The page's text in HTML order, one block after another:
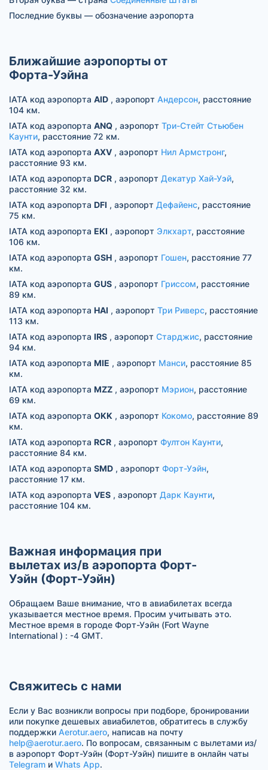
Последние буквы — обозначение аэропорта
Ближайшие аэропорты от
Форта-Уэйна
IATA код аэропорта AID , аэропорт Андерсон, расстояние
104 км.
IATA код аэропорта ANQ , аэропорт Три-Стейт Стьюбен
Каунти, расстояние 72 км.
IATA код аэропорта AXV , аэропорт Нил Армстронг,
расстояние 93 км.
IATA код аэропорта DCR , аэропорт Декатур Хай-Уэй,
расстояние 32 км.
IATA код аэропорта DFI , аэропорт Дефайенс, расстояние
75 км.
IATA код аэропорта EKI , аэропорт Элкхарт, расстояние
106 км.
IATA код аэропорта GSH , аэропорт Гошен, расстояние 77
км.
IATA код аэропорта GUS , аэропорт Гриссом, расстояние
89 км.
IATA код аэропорта HAI , аэропорт Три Риверс, расстояние
113 км.
IATA код аэропорта IRS , аэропорт Старджис, расстояние
94 км.
IATA код аэропорта MIE , аэропорт Манси, расстояние 85
км.
IATA код аэропорта MZZ , аэропорт Мэрион, расстояние
69 км.
IATA код аэропорта OKK , аэропорт Кокомо, расстояние 89
км.
IATA код аэропорта RCR , аэропорт Фултон Каунти,
расстояние 84 км.
IATA код аэропорта SMD , аэропорт Форт-Уэйн,
расстояние 17 км.
IATA код аэропорта VES , аэропорт Дарк Каунти,
расстояние 104 км.
Важная информация при
вылетах из/в аэропорта Форт-
Уэйн (Форт-Уэйн)
Обращаем Ваше внимание, что в авиабилетах всегда
указывается местное время. Просим учитывать это.
Местное время в городе Форт-Уэйн (Fort Wayne
International ) : -4 GMT.
Свяжитесь с нами
Если у Вас возникли вопросы при подборе, бронировании
или покупке дешевых авиабилетов, обратитесь в службу
поддержки Aerotur.aero, написав на почту
help@aerotur.aero. По вопросам, связанным с вылетами из/
в аэропорт Форт-Уэйн (Форт-Уэйн) пишите в онлайн чаты
Telegram и Whats App.